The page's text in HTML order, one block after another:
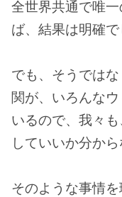
全世界共通で唯
ば、結果は明確で
でも、そうでは
関が、いろんな
いるので、我々
していいか分から
そのような事情